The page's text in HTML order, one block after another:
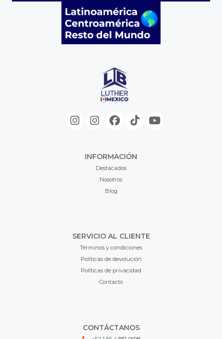
INFORMACIÓN
Destacados
Nosotros
Blog
SERVICIO AL CLIENTE
Términos y condiciones
Políticas de devolución
Políticas de privacidad
Contacto
CONTÁCTANOS